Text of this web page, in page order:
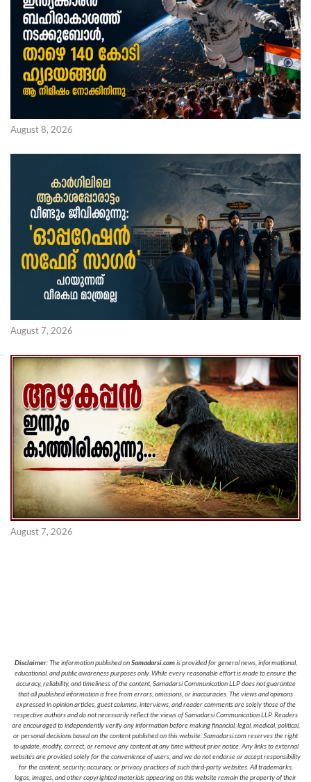
August 8, 2026
August 7, 2026
August 7, 2026
Disclaimer: The information published onSamadarsi.comis provided for general news, informational,
educational, and public awareness purposes only. While every reasonable effort is made to ensure the
accuracy, reliability, and timeliness of the content, Samadarsi Communication LLP does not guarantee
that all published information is free from errors, omissions, or inaccuracies. The views and opinions
expressed in opinion articles, guest columns, interviews, and reader comments are solely those of the
respective authors and do not necessarily reflect the views of Samadarsi Communication LLP. Readers
are encouraged to independently verify any information before making financial, legal, medical, political,
or personal decisions based on the content published on this website. Samadarsi.com reserves the right
to update, modify, correct, or remove any content at any time without prior notice. Any links to external
websites are provided solely for the convenience of users, and we do not endorse or accept responsibility
for the content, security, accuracy, or privacy practices of such third-party websites. All trademarks,
logos, images, and other copyrighted materials appearing on this website remain the property of their